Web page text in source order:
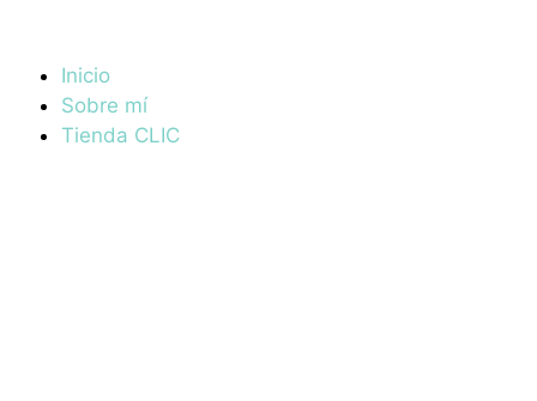
Inicio
Sobre mí
Tienda CLIC